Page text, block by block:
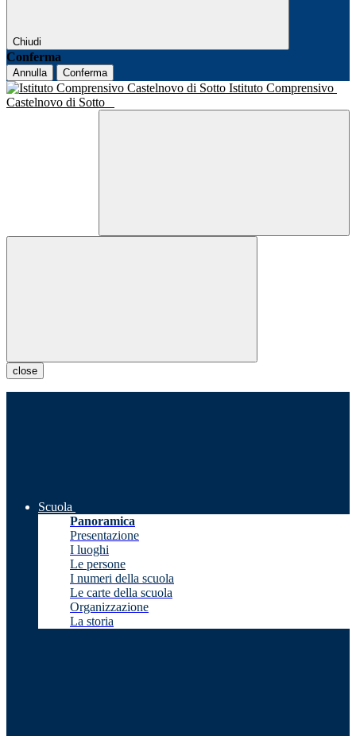
Chiudi
Conferma
Annulla Conferma
Istituto Comprensivo
Castelnovo di Sotto
close
Scuola
Panoramica
Presentazione
I luoghi
Le persone
I numeri della scuola
Le carte della scuola
Organizzazione
La storia